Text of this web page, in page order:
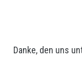
Danke, den uns